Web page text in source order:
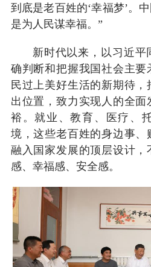
到底是老百姓的‘幸福梦’。
是为人民谋幸福。”
新时代以来，以习近
确判断和把握我国社会主要
民过上美好生活的新期待
出位置，致力实现人的全面
裕。就业、教育、医疗、
境，这些老百姓的身边事
融入国家发展的顶层设计
感、幸福感、安全感。